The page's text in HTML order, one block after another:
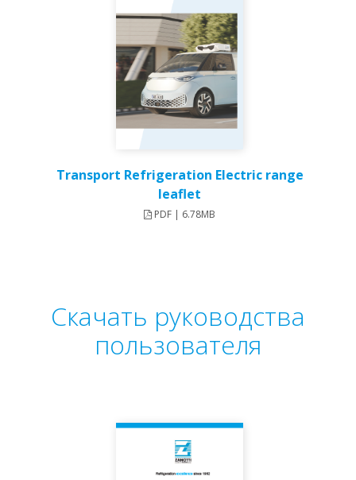
Transport Refrigeration Electric range
leaflet
PDF | 6.78MB
Скачать руководства
пользователя